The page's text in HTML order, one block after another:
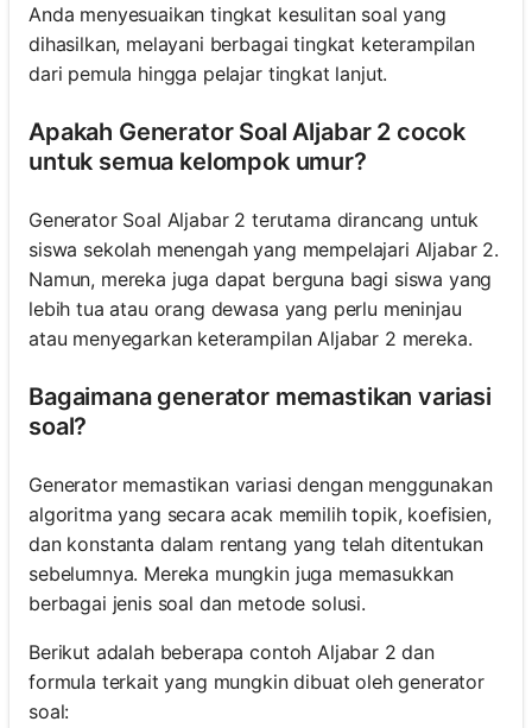
Anda menyesuaikan tingkat kesulitan soal yang
dihasilkan, melayani berbagai tingkat keterampilan
dari pemula hingga pelajar tingkat lanjut.
Apakah Generator Soal Aljabar 2 cocok
untuk semua kelompok umur?
Generator Soal Aljabar 2 terutama dirancang untuk
siswa sekolah menengah yang mempelajari Aljabar 2.
Namun, mereka juga dapat berguna bagi siswa yang
lebih tua atau orang dewasa yang perlu meninjau
atau menyegarkan keterampilan Aljabar 2 mereka.
Bagaimana generator memastikan variasi
soal?
Generator memastikan variasi dengan menggunakan
algoritma yang secara acak memilih topik, koefisien,
dan konstanta dalam rentang yang telah ditentukan
sebelumnya. Mereka mungkin juga memasukkan
berbagai jenis soal dan metode solusi.
Berikut adalah beberapa contoh Aljabar 2 dan
formula terkait yang mungkin dibuat oleh generator
soal: